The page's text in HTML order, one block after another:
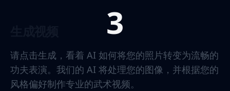
3
请点击生成，看着 AI 如何将您的照片转变为流畅的
功夫表演。我们的 AI 将处理您的图像，并根据您的
风格偏好制作专业的武术视频。